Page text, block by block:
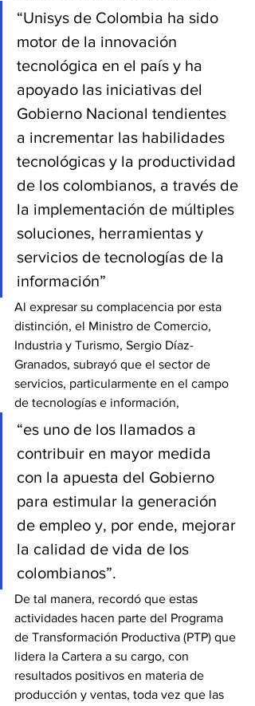
“Unisys de Colombia ha sido
motor de la innovación
tecnológica en el país y ha
apoyado las iniciativas del
Gobierno Nacional tendientes
a incrementar las habilidades
tecnológicas y la productividad
de los colombianos, a través de
la implementación de múltiples
soluciones, herramientas y
servicios de tecnologías de la
información”
Al expresar su complacencia por esta
distinción, el Ministro de Comercio,
Industria y Turismo, Sergio Díaz-
Granados, subrayó que el sector de
servicios, particularmente en el campo
de tecnologías e información,
“es uno de los llamados a
contribuir en mayor medida
con la apuesta del Gobierno
para estimular la generación
de empleo y, por ende, mejorar
la calidad de vida de los
colombianos”.
De tal manera, recordó que estas
actividades hacen parte del Programa
de Transformación Productiva (PTP) que
lidera la Cartera a su cargo, con
resultados positivos en materia de
producción y ventas, toda vez que las